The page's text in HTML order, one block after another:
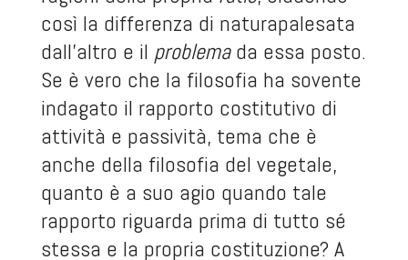
così la differenza di naturapalesata
dall’altro e il problemada essa posto.
Se è vero che la filosofia ha sovente
indagato il rapporto costitutivo di
attività e passività, tema che è
anche della filosofia del vegetale,
quanto è a suo agio quando tale
rapporto riguarda prima di tutto sé
stessa e la propria costituzione? A